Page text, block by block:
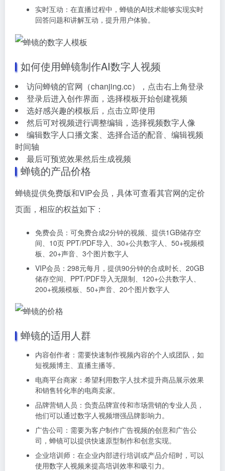
实时互动：在直播过程中，蝉镜的AI技术能够实现实时
回答问题和讲解互动，提升用户体验。
如何使用蝉镜制作AI数字人视频
访问蝉镜的官网（chanjing.cc），点击右上角登录
登录后进入创作界面，选择模板开始创建视频
选好感兴趣的模板后，点击立即使用
然后可对视频进行调整编辑，选择视频数字人像
编辑数字人口播文案、选择合适的配音、编辑视频
时间轴
最后可预览效果然后生成视频
蝉镜的产品价格
蝉镜提供免费版和VIP会员，具体可查看其官网的定价
页面，相应的权益如下：
免费会员：可免费合成2分钟的视频、提供1GB储存空
间、10页 PPT/PDF导入、30+公共数字人、50+视频模
板、20+声音、3个图片数字人
VIP会员：298元每月，提供90分钟的合成时长、20GB
储存空间、PPT/PDF导入无限制、120+公共数字人、
200+视频模板、50+声音、20个图片数字人
蝉镜的适用人群
内容创作者：需要快速制作视频内容的个人或团队，如
短视频博主、直播主播等。
电商平台商家：希望利用数字人技术提升商品展示效果
和销售转化率的电商卖家。
品牌营销人员：负责品牌宣传和市场营销的专业人员，
他们可以通过数字人视频增强品牌影响力。
广告公司：需要为客户制作广告视频的创意和广告公
司，蝉镜可以提供快速原型制作和创意实现。
企业培训师：在企业内部进行培训或产品介绍时，可以
使用数字人视频来提高培训效率和吸引力。